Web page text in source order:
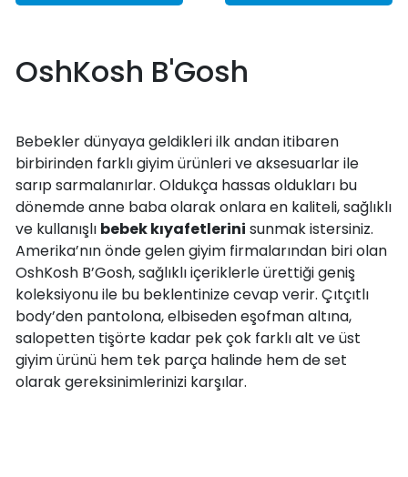
OshKosh B'Gosh
Bebekler dünyaya geldikleri ilk andan itibaren
birbirinden farklı giyim ürünleri ve aksesuarlar ile
sarıp sarmalanırlar. Oldukça hassas oldukları bu
dönemde anne baba olarak onlara en kaliteli, sağlıklı
ve kullanışlı bebek kıyafetlerini sunmak istersiniz.
Amerika’nın önde gelen giyim firmalarından biri olan
OshKosh B’Gosh, sağlıklı içeriklerle ürettiği geniş
koleksiyonu ile bu beklentinize cevap verir. Çıtçıtlı
body’den pantolona, elbiseden eşofman altına,
salopetten tişörte kadar pek çok farklı alt ve üst
giyim ürünü hem tek parça halinde hem de set
olarak gereksinimlerinizi karşılar.